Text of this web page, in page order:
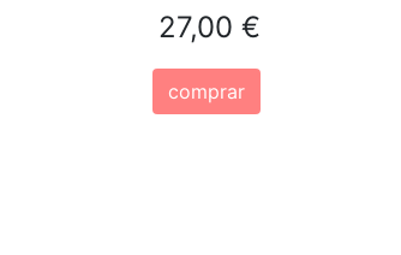
27,00 €
comprar